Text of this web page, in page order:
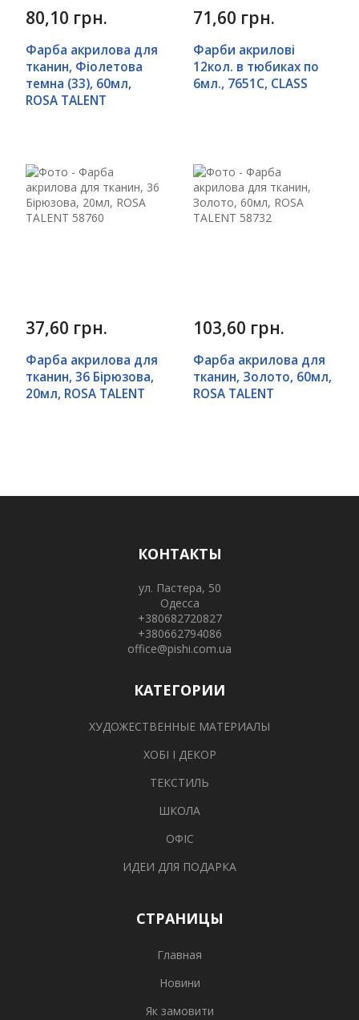
80,10 грн.
Фарба акрилова для
тканин, Фіолетова
темна (33), 60мл,
ROSA TALENT
71,60 грн.
Фарби акрилові
12кол. в тюбиках по
6мл., 7651C, CLASS
37,60 грн.
Фарба акрилова для
тканин, 36 Бірюзова,
20мл, ROSA TALENT
103,60 грн.
Фарба акрилова для
тканин, Золото, 60мл,
ROSA TALENT
КОНТАКТЫ
ул. Пастера, 50
Одесса
+380682720827
+380662794086
office@pishi.com.ua
КАТЕГОРИИ
ХУДОЖЕСТВЕННЫЕ МАТЕРИАЛЫ
ХОБІ І ДЕКОР
ТЕКСТИЛЬ
ШКОЛА
ОФІС
ИДЕИ ДЛЯ ПОДАРКА
СТРАНИЦЫ
Главная
Новини
Як замовити